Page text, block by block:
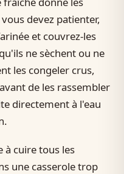
devez patienter,
et couvrez-les
ne sèchent ou ne
les congeler crus,
de les rassembler
directement à l'eau
à cuire tous les
une casserole trop